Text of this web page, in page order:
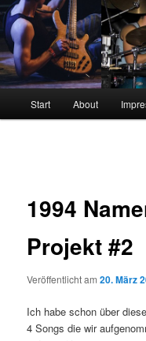
Start About
1994
Projekt #2
Veröffentlicht am20. März
Ich habe schon über
4 Songs die wir